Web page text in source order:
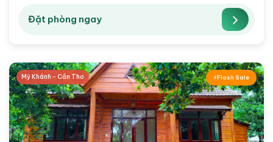
Đặt phòng ngay
Flash Sale
Mỹ Khánh - Cần Thơ